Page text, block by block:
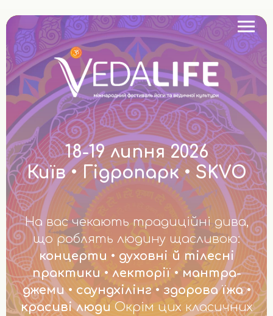
18-19 липня 2026
Київ • Гідропарк • SKVO
На вас чекають традиційні дива,
що роблять людину щасливою:
концерти • духовні й тілесні
практики • лекторії • мантра-
джеми • саундхілінг • здорова їжа •
красиві люди Окрім цих класичних